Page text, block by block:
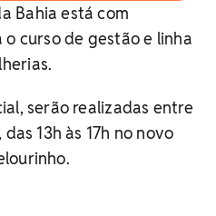
Bahia está com
curso de gestão e linha
serão realizadas entre
13h às 17h no novo